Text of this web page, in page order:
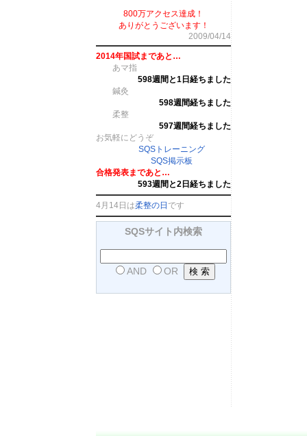
800万アクセス達成！
ありがとうございます！
2009/04/14
2014年国試まであと…
あマ指
598週間と1日経ちました
鍼灸
598週間経ちました
柔整
597週間経ちました
お気軽にどうぞ
SQSトレーニング
SQS掲示板
合格発表まであと…
593週間と2日経ちました
4月14日は柔整の日 です
SQSサイト内検索
AND OR